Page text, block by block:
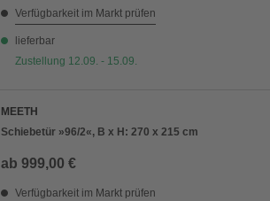
Verfügbarkeit im Markt prüfen
lieferbar
Zustellung 12.09. - 15.09.
MEETH
Schiebetür »96/2«, B x H: 270 x 215 cm
ab 999,00 €
Verfügbarkeit im Markt prüfen